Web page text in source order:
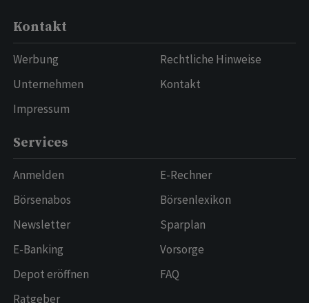
Kontakt
Werbung
Unternehmen
Impressum
Rechtliche Hinweise
Kontakt
Services
Anmelden
Börsenabos
Newsletter
E-Banking
Depot eröffnen
Ratgeber
E-Rechner
Börsenlexikon
Sparplan
Vorsorge
FAQ